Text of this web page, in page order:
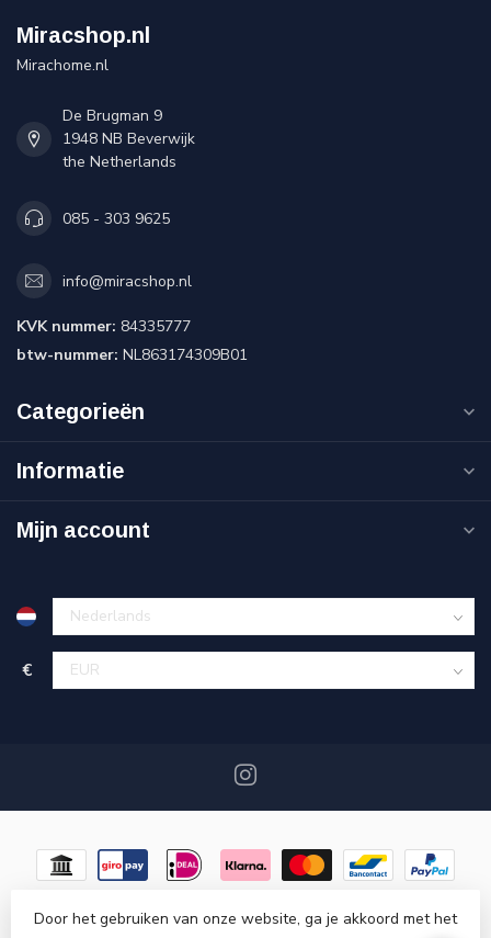
Miracshop.nl
Mirachome.nl
De Brugman 9
1948 NB Beverwijk
the Netherlands
085 - 303 9625
info@miracshop.nl
KVK nummer: 84335777
btw-nummer: NL863174309B01
Categorieën
Informatie
Mijn account
€
Door het gebruiken van onze website, ga je akkoord met het